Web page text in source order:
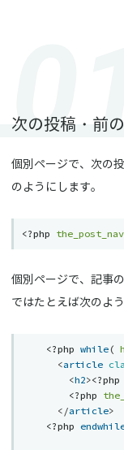
次の投稿・前
個別ページで、次の
のようにします。
<?php
個別ページで、記事
ではたとえば次のよ
<?php while(
<article
<h2><?php
<?php
</article>
<?php